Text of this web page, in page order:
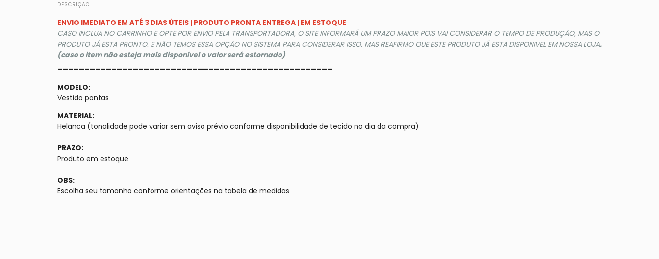
DESCRIÇÃO
ENVIO IMEDIATO EM ATÉ 3 DIAS ÚTEIS | PRODUTO PRONTA ENTREGA | EM ESTOQUE
CASO INCLUA NO CARRINHO E OPTE POR ENVIO PELA TRANSPORTADORA, O SITE INFORMARÁ UM PRAZO MAIOR POIS VAI CONSIDERAR O TEMPO DE PRODUÇÃO, MAS O
PRODUTO JÁ ESTA PRONTO, E NÃO TEMOS ESSA OPÇÃO NO SISTEMA PARA CONSIDERAR ISSO. MAS REAFIRMO QUE ESTE PRODUTO JÁ ESTA DISPONIVEL EM NOSSA LOJA.
(caso o item não esteja mais disponivel o valor será estornado)
MODELO:
Vestido pontas
MATERIAL:
Helanca (tonalidade pode variar sem aviso prévio conforme disponibilidade de tecido no dia da compra)
PRAZO:
Produto em estoque
OBS:
Escolha seu tamanho conforme orientações na tabela de medidas